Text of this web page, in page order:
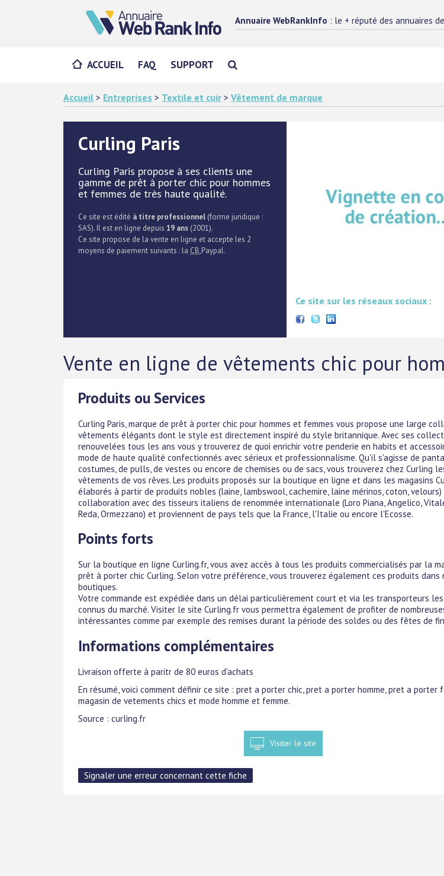
Annuaire WebRankInfo : le + réputé des annuaires
ACCUEIL FAQ SUPPORT
Accueil > Entreprises > Textile et cuir > Vêtement de marque
Curling Paris
Curling Paris propose à ses clients une
gamme de prêt à porter chic pour hommes
et femmes de très haute qualité.
Ce site est édité à titre professionnel (forme juridique :
SAS). Il est en ligne depuis 19 ans (2001).
Ce site propose de la vente en ligne et accepte les 2
moyens de paiement suivants : la CB,Paypal.
Ce site sur les réseaux sociaux :
Vente en ligne de vêtements chic pour
Produits ou Services
Curling Paris, marque de prêt à porter chic pour hommes et femmes vous propose une large
vêtements élégants dont le style est directement inspiré du style britannique. Avec ses
renouvelées tous les ans vous y trouverez de quoi enrichir votre penderie en habits et
mode de haute qualité confectionnés avec sérieux et professionnalisme. Qu'il s'agisse de
costumes, de pulls, de vestes ou encore de chemises ou de sacs, vous trouverez chez Curling
vêtements de vos rêves. Les produits proposés sur la boutique en ligne et dans les magasins
élaborés à partir de produits nobles (laine, lambswool, cachemire, laine mérinos, coton, velours)
collaboration avec des tisseurs italiens de renommée internationale (Loro Piana, Angelico,
Reda, Ormezzano) et proviennent de pays tels que la France, l'Italie ou encore l'Ecosse.
Points forts
Sur la boutique en ligne Curling.fr, vous avez accès à tous les produits commercialisés par la
prêt à porter chic Curling. Selon votre préférence, vous trouverez également ces produits dans
boutiques.
Votre commande est expédiée dans un délai particulièrement court et via les transporteurs
connus du marché. Visiter le site Curling.fr vous permettra également de profiter de
intéressantes comme par exemple des remises durant la période des soldes ou des fêtes de
Informations complémentaires
Livraison offerte à paritr de 80 euros d'achats
En résumé, voici comment définir ce site : pret a porter chic, pret a porter homme, pret a porter
magasin de vetements chics et mode homme et femme.
Source : curling.fr
Visiter le site